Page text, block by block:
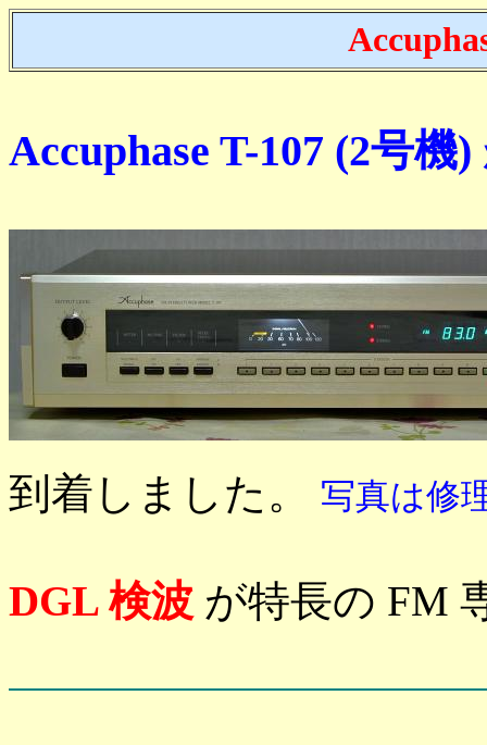
Accuphase T-107 (2号機
到着しました。 写真は修
DGL 検波 が特長の FM